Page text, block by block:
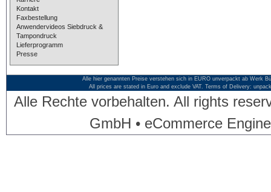
Kontakt
Faxbestellung
Anwendervideos Siebdruck &
Tampondruck
Lieferprogramm
Presse
Alle hier genannten Preise verstehen sich in EURO unverpackt ab Werk
All prices are stated in Euro and exclude VAT. Terms of Delivery:
Alle Rechte vorbehalten. All rights
GmbH • eCommerce